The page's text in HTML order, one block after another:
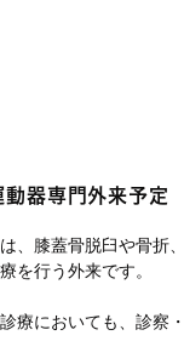
器専門外来予定
、膝蓋骨脱臼や骨折
を行う外来です。
療においても、診察